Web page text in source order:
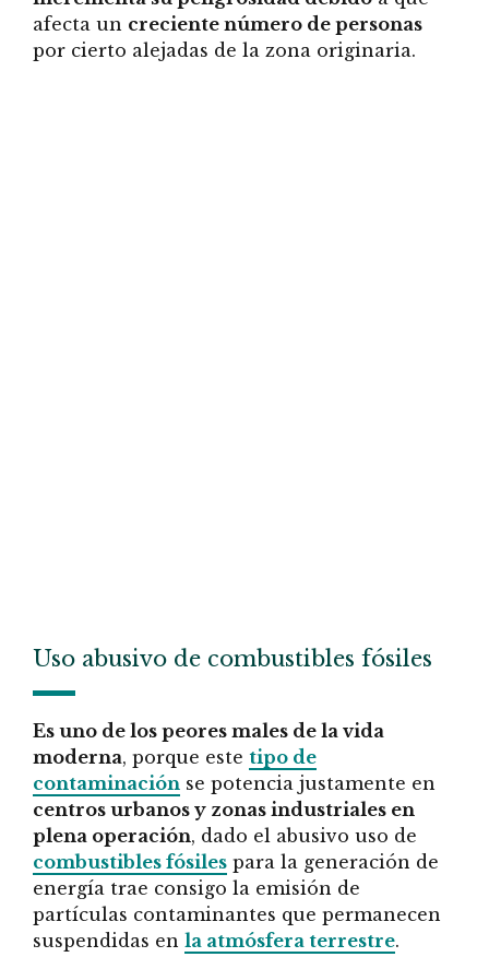
afecta un creciente número de personas
por cierto alejadas de la zona originaria.
Uso abusivo de combustibles fósiles
Es uno de los peores males de la vida
moderna, porque este tipo de
contaminación se potencia justamente en
centros urbanos y zonas industriales en
plena operación, dado el abusivo uso de
combustibles fósiles para la generación de
energía trae consigo la emisión de
partículas contaminantes que permanecen
suspendidas en la atmósfera terrestre.